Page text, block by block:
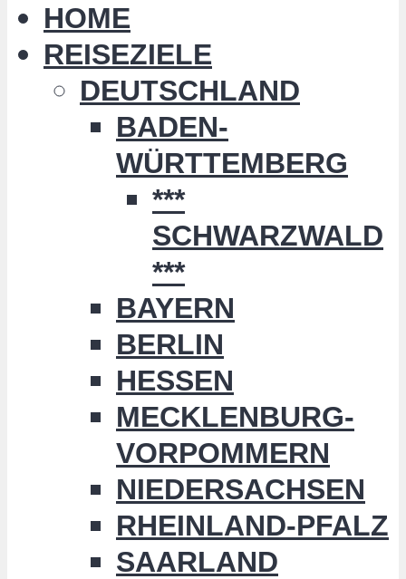
HOME
REISEZIELE
DEUTSCHLAND
BADEN-
WÜRTTEMBERG
***
SCHWARZWALD
***
BAYERN
BERLIN
HESSEN
MECKLENBURG-
VORPOMMERN
NIEDERSACHSEN
RHEINLAND-PFALZ
SAARLAND